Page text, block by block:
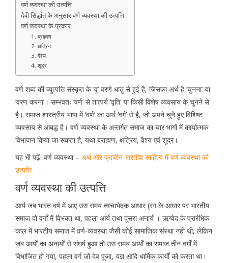
वर्ण व्यवस्था की उत्पत्ति
दैवी सिद्धांत के अनुसार वर्ण-व्यवस्था की उत्पत्ति
वर्ण व्यवस्था के प्रकार
1. ब्राह्मण
2. क्षत्रिय
3. वैश्य
4. शूद्र
वर्ण शब्द की व्युत्पत्ति संस्कृत के ‘वृ’ वरणे धातु से हुई है, जिसका अर्थ है ‘चुनना’ या
‘वरण करना’। सम्भवतः ‘वर्ण’ से तात्पर्य ‘वृति’ या किसी विशेष व्यवसाय के चुनने से
है। समाज शास्त्रीय भाषा में ‘वर्ण’ का अर्थ ‘वर्ग’ से है, जो अपने चुने हुए विशिष्ट
व्यवसाय से आबद्ध है। वर्ण व्यवस्था के अन्तर्गत समाज का चार भागों में कार्यात्मक
विभाजन किया जा सकता है, यथा ब्राह्मण, क्षत्रिय, वैश्य एवं शूद्र।
यह भी पढ़ें: वर्ण व्यवस्था – अर्थ और प्राचीन भारतीय साहित्य में वर्ण व्यवस्था की
उत्पत्ति
वर्ण व्यवस्था की उत्पत्ति
आर्य जब भारत वर्ष में आए उस समय त्वचाभेदक आधार (रंग के आधार पर भारतीय
समाज दो वर्गों में विभक्त था, पहला आर्य तथा दूसरा अनार्य । ऋग्वेद के प्रारंभिक
काल में भारतीय समाज में वर्ण-व्यवस्था जैसी कोई सामाजिक संस्था नहीं थी, लेकिन
जब आर्यों का अनार्यों से संघर्ष हुआ तो उस समय आर्यों का समाज तीन वर्गों में
विभाजित हो गया, पहला वर्ग जो देव पूजा, यज्ञ आदि धार्मिक कार्यों को करता था।